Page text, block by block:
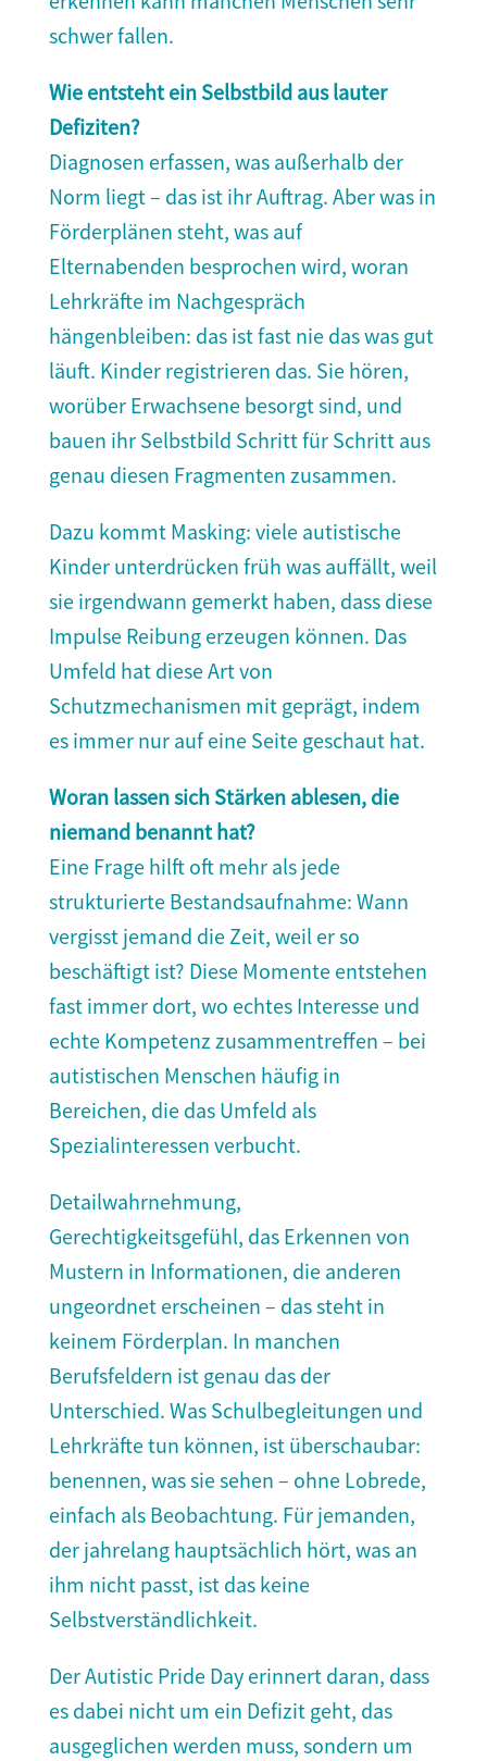
schwer fallen.
Wie entsteht ein Selbstbild aus lauter
Defiziten?
Diagnosen erfassen, was außerhalb der
Norm liegt – das ist ihr Auftrag. Aber was in
Förderplänen steht, was auf
Elternabenden besprochen wird, woran
Lehrkräfte im Nachgespräch
hängenbleiben: das ist fast nie das was gut
läuft. Kinder registrieren das. Sie hören,
worüber Erwachsene besorgt sind, und
bauen ihr Selbstbild Schritt für Schritt aus
genau diesen Fragmenten zusammen.
Dazu kommt Masking: viele autistische
Kinder unterdrücken früh was auffällt, weil
sie irgendwann gemerkt haben, dass diese
Impulse Reibung erzeugen können. Das
Umfeld hat diese Art von
Schutzmechanismen mit geprägt, indem
es immer nur auf eine Seite geschaut hat.
Woran lassen sich Stärken ablesen, die
niemand benannt hat?
Eine Frage hilft oft mehr als jede
strukturierte Bestandsaufnahme: Wann
vergisst jemand die Zeit, weil er so
beschäftigt ist? Diese Momente entstehen
fast immer dort, wo echtes Interesse und
echte Kompetenz zusammentreffen – bei
autistischen Menschen häufig in
Bereichen, die das Umfeld als
Spezialinteressen verbucht.
Detailwahrnehmung,
Gerechtigkeitsgefühl, das Erkennen von
Mustern in Informationen, die anderen
ungeordnet erscheinen – das steht in
keinem Förderplan. In manchen
Berufsfeldern ist genau das der
Unterschied. Was Schulbegleitungen und
Lehrkräfte tun können, ist überschaubar:
benennen, was sie sehen – ohne Lobrede,
einfach als Beobachtung. Für jemanden,
der jahrelang hauptsächlich hört, was an
ihm nicht passt, ist das keine
Selbstverständlichkeit.
Der Autistic Pride Day erinnert daran, dass
es dabei nicht um ein Defizit geht, das
ausgeglichen werden muss, sondern um